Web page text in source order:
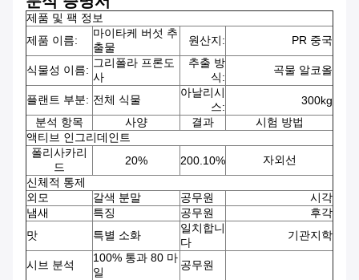
제품 및 팩 정보
제품 이름:
마이타케 버섯 추
출물
원산지: PR 중국
식물성 이름:
그리폴라 프론도
사
추출 방
식:
곡물 알코올
플랜트 부분: 전체 식물
아날리시
스:
300kg
분석 항목
사양 결과
시험 방법
액티브 인그리데인트
폴리사카리
드
20% 200.10%
자외선
신체적 통제
외모
갈색 분말 공무원
시각
냄새
특징 공무원
후각
맛
특별 소화
일치합니
다
기관지학
시브 분석
100% 통과 80 마
일
공무원